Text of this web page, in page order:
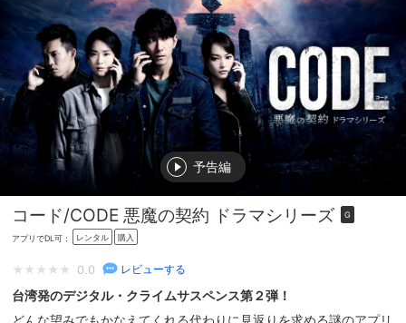
予告編
コード/CODE 悪魔の契約 ドラマシリーズ G
アプリでDL可： レンタル 購入
0.0 レビューする
台湾発のデジタル・クライムサスペンス第２弾！
どんな望みでもかなえてくれる代わりに見返りを求める謎のアプリ